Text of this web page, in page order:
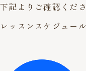
下記よりご確認くださ
レッスンスケジュー